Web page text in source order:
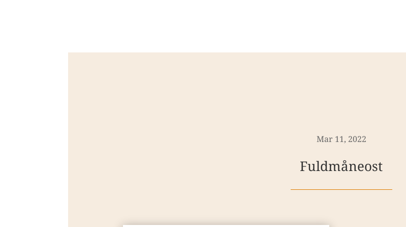
Mar 11, 2022
Fuldmåneost